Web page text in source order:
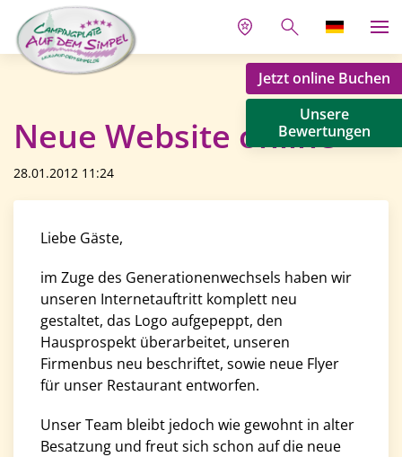
Jetzt online Buchen
Unsere
Bewertungen
Neue Website online
28.01.2012 11:24
Liebe Gäste,
im Zuge des Generationenwechsels haben wir
unseren Internetauftritt komplett neu
gestaltet, das Logo aufgepeppt, den
Hausprospekt überarbeitet, unseren
Firmenbus neu beschriftet, sowie neue Flyer
für unser Restaurant entworfen.
Unser Team bleibt jedoch wie gewohnt in alter
Besatzung und freut sich schon auf die neue